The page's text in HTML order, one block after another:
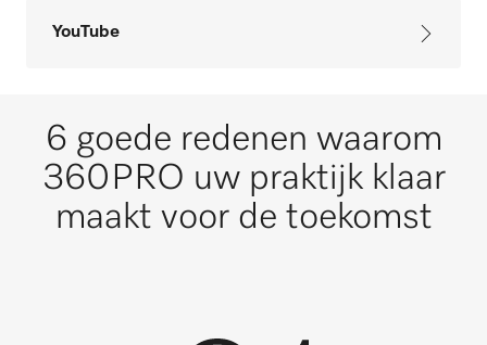
YouTube
6 goede redenen waarom
360PRO uw praktijk klaar
maakt voor de toekomst